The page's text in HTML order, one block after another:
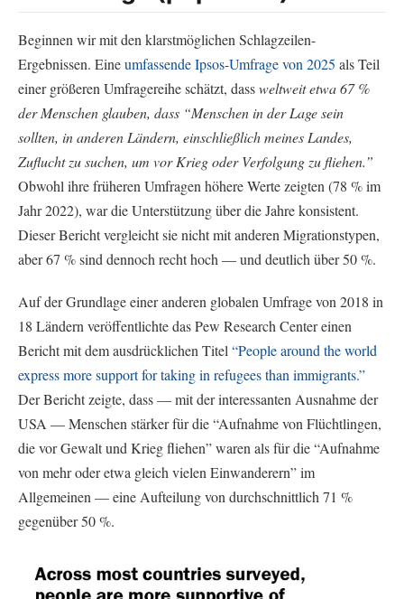
Beginnen wir mit den klarstmöglichen Schlagzeilen-
Ergebnissen. Eineumfassende Ipsos-Umfrage von 2025 als Teil
einer größeren Umfragereihe schätzt, dassweltweit etwa 67 %
der Menschen glauben, dass “Menschen in der Lage sein
sollten, in anderen Ländern, einschließlich meines Landes,
Zuflucht zu suchen, um vor Krieg oder Verfolgung zu fliehen.”
Obwohl ihre früheren Umfragen höhere Werte zeigten (78 % im
Jahr 2022), war die Unterstützung über die Jahre konsistent.
Dieser Bericht vergleicht sie nicht mit anderen Migrationstypen,
aber 67 % sind dennoch recht hoch — und deutlich über 50 %.
Auf der Grundlage einer anderen globalen Umfrage von 2018 in
18 Ländern veröffentlichte das Pew Research Center einen
Bericht mit dem ausdrücklichen Titel“People around the world
express more support for taking in refugees than immigrants.”
Der Bericht zeigte, dass — mit der interessanten Ausnahme der
USA — Menschen stärker für die “Aufnahme von Flüchtlingen,
die vor Gewalt und Krieg fliehen” waren als für die “Aufnahme
von mehr oder etwa gleich vielen Einwanderern” im
Allgemeinen — eine Aufteilung von durchschnittlich 71 %
gegenüber 50 %.